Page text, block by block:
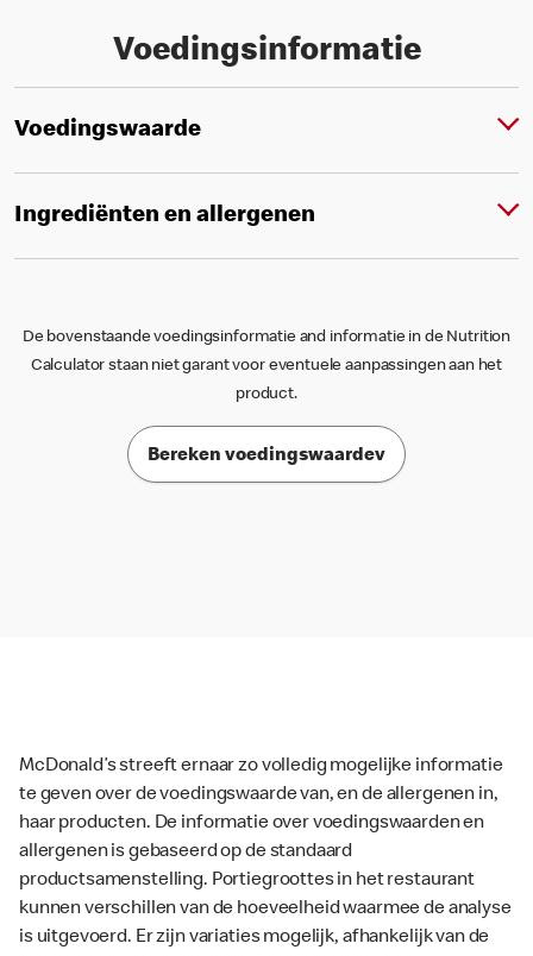
Voedingsinformatie
Voedingswaarde
Ingrediënten en allergenen
De bovenstaande voedingsinformatie and informatie in de Nutrition
Calculator staan niet garant voor eventuele aanpassingen aan het
product.
Bereken voedingswaardev
McDonald’s streeft ernaar zo volledig mogelijke informatie
te geven over de voedingswaarde van, en de allergenen in,
haar producten. De informatie over voedingswaarden en
allergenen is gebaseerd op de standaard
productsamenstelling. Portiegroottes in het restaurant
kunnen verschillen van de hoeveelheid waarmee de analyse
is uitgevoerd. Er zijn variaties mogelijk, afhankelijk van de